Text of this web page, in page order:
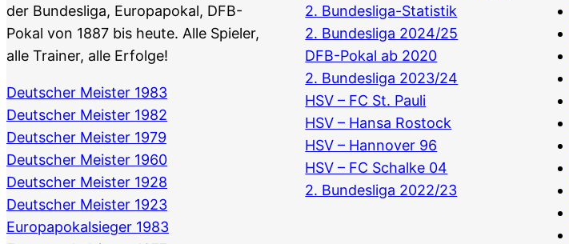
der Bundesliga, Europapokal, DFB-
Pokal von 1887 bis heute. Alle Spieler,
alle Trainer, alle Erfolge!
Deutscher Meister 1983
Deutscher Meister 1982
Deutscher Meister 1979
Deutscher Meister 1960
Deutscher Meister 1928
Deutscher Meister 1923
Europapokalsieger 1983
2. Bundesliga-Statistik
2. Bundesliga 2024/25
DFB-Pokal ab 2020
2. Bundesliga 2023/24
HSV – FC St. Pauli
HSV – Hansa Rostock
HSV – Hannover 96
HSV – FC Schalke 04
2. Bundesliga 2022/23